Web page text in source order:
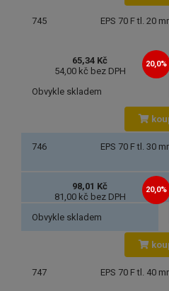
745 EPS 70 F tl. 20
65,34 Kč 20,0%
54,00 kč bez DPH
Obvykle skladem
746 EPS 70 F tl. 30
98,01 Kč 20,0%
81,00 kč bez DPH
Obvykle skladem
747 EPS 70 F tl. 40